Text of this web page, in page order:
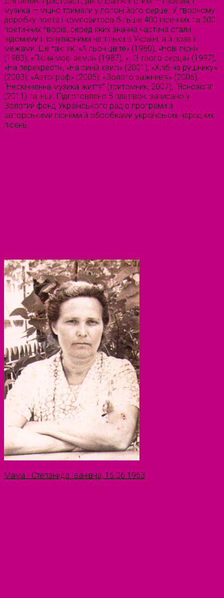
музика — міцно тримали у полоні його серце. У творчому
доробку поета і композитора більше 400 пісенних та 300
поетичних творів, серед яких значна частина стали
відомими і популярними не тільки в Україні, а й поза її
межами. Це такі як: «А льон цвіте» (1980), «Нові пісні»
(1983), «Пісня моєї землі» (1987), «…З твого серця» (1997),
«На перехресті», «На синій хвилі» (2001), «Хліб на рушнику»
(2003), «Автограф» (2005), «Золото зажнив’я» (2006),
“Нескінченна музика життя” (тритомник, 2007), “Яснозір’я”
(2011) та інші. Підготовлено 5 платівок, записано у
Золотий фонд Українського радіо програми з
авторськими піснями й обробками українських народних
пісень.
Мама - Степанида Іванівна, 15.06.1963